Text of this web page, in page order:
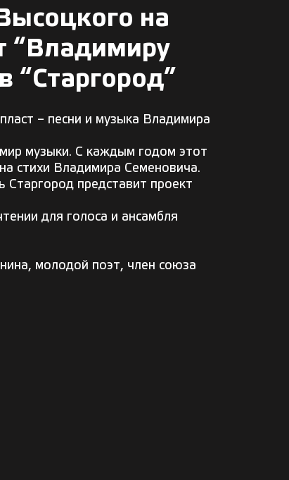
на
“Владимиру
“Старгород”
– песни и музыка Владимира
музыки. С каждым годом этот
стихи Владимира Семеновича.
Старгород представит проект
для голоса и ансамбля
молодой поэт, член союза